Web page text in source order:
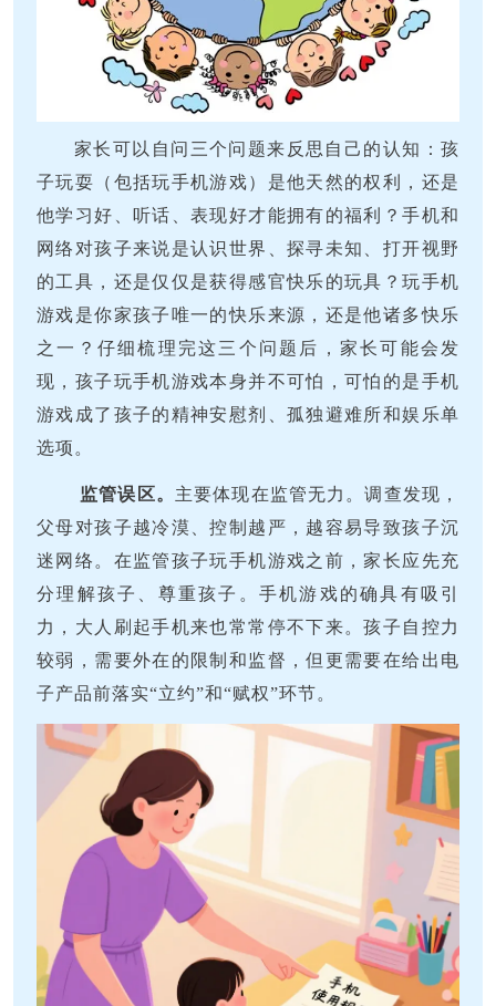
家长可以自问三个问题来反思自己的认知：孩
子玩耍（包括玩手机游戏）是他天然的权利，还是
他学习好、听话、表现好才能拥有的福利？手机和
网络对孩子来说是认识世界、探寻未知、打开视野
的工具，还是仅仅是获得感官快乐的玩具？玩手机
游戏是你家孩子唯一的快乐来源，还是他诸多快乐
之一？仔细梳理完这三个问题后，家长可能会发
现，孩子玩手机游戏本身并不可怕，可怕的是手机
游戏成了孩子的精神安慰剂、孤独避难所和娱乐单
选项。
监管误区。 主要体现在监管无力。调查发现，
父母对孩子越冷漠、控制越严，越容易导致孩子沉
迷网络。在监管孩子玩手机游戏之前，家长应先充
分理解孩子、尊重孩子。手机游戏的确具有吸引
力，大人刷起手机来也常常停不下来。孩子自控力
较弱，需要外在的限制和监督，但更需要在给出电
子产品前落实“立约”和“赋权”环节。